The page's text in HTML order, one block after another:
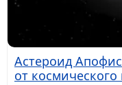
Астероид Апофис
от космического